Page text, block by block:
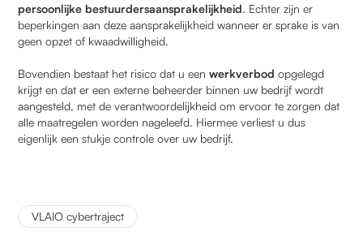
persoonlijke bestuurdersaansprakelijkheid. Echter zijn er
beperkingen aan deze aansprakelijkheid wanneer er sprake is van
geen opzet of kwaadwilligheid.
Bovendien bestaat het risico dat u eenwerkverbodopgelegd
krijgt en dat er een externe beheerder binnen uw bedrijf wordt
aangesteld, met de verantwoordelijkheid om ervoor te zorgen dat
alle maatregelen worden nageleefd. Hiermee verliest u dus
eigenlijk een stukje controle over uw bedrijf.
VLAIO cybertraject